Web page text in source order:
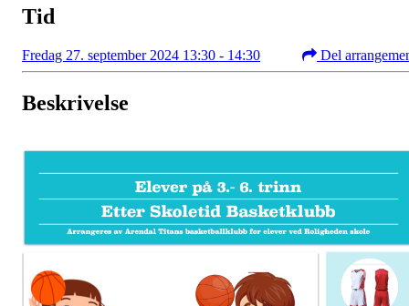
Tid
Fredag 27. september 2024 13:30 - 14:30 Del
Beskrivelse